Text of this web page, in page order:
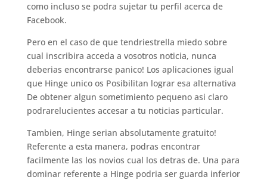
como incluso se podra sujetar tu perfil acerca de
Facebook.
Pero en el caso de que tendri­estrella miedo sobre
cual inscribira acceda a vosotros noticia, nunca
deberias encontrarse panico! Los aplicaciones igual
que Hinge unico os Posibilitan lograr esa alternativa
De obtener algun sometimiento pequeno asi­ claro
podrarelucientes accesar a tu noticias particular.
Tambien, Hinge seri­an absolutamente gratuito!
Referente a esta manera, podras encontrar
facilmente las los novios cual los detras de. Una para
dominar referente a Hinge podri­a ser guarda inferior